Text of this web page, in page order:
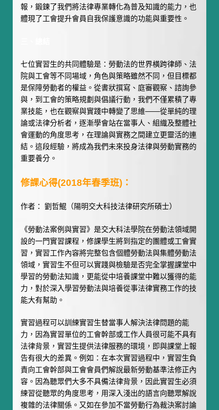
報，鍛鍊了我們將法律專業轉化為普及知識的能力，也
體現了工會提升會員自我保護意識的功能與重要性。
七位實習生的共同體驗是：勞動法的世界橫跨律師、法
院與工會等不同場域，角色與策略雖然不同，但目標都
是保障勞動者的權益。從書狀撰寫、庭審觀察、諮詢參
與，到工會的策略規劃與倡議行動，我們不僅累積了專
業技能，也在觀察與實踐中轉變了思維——從單純的理
論或法律分析者，逐漸學會站在當事人、組織及整體社
會運動的角度思考，在理論與實務之間建立更靈活的連
結。這段經驗，將成為我們未來投身法律與勞動實務的
重要養分。
修課心得(2018年春季班)：
作者：劉哲鯤 （陽明交大科技法律研究所碩士）
《勞動法案例與實習》是交大科法學院在勞動法領域開
設的一門實習課程，修課學生將到指定的團體或工會實
習，實習工作內容將完整包含個體勞動法與集體勞動法
領域，實習生不但可以實踐與檢驗是否完全掌握課堂中
學習的勞動法知識，更能從中培養課堂中難以獲得的能
力，對於深入學習勞動法與培養從事法律實務工作的技
能大有幫助。
實習過程可以訓練實習生替當事人解決法律問題的能
力，因為實習單位的工會幹部或工作人員很可能不具有
法律背景，實習生提供法律服務的環境，即與課堂上報
告有很大的差異。例如：在本次實習過程中，實習生負
責向工會幹部與工會會員們解說最新勞動基準法修正內
容。因為聽眾們大多不具備法律背景，因此實習生必須
練習從聽眾的角度思考，用深入淺出的語言向聽眾解說
複雜的法律關係。又如在參加不當勞動行為裁決案討論